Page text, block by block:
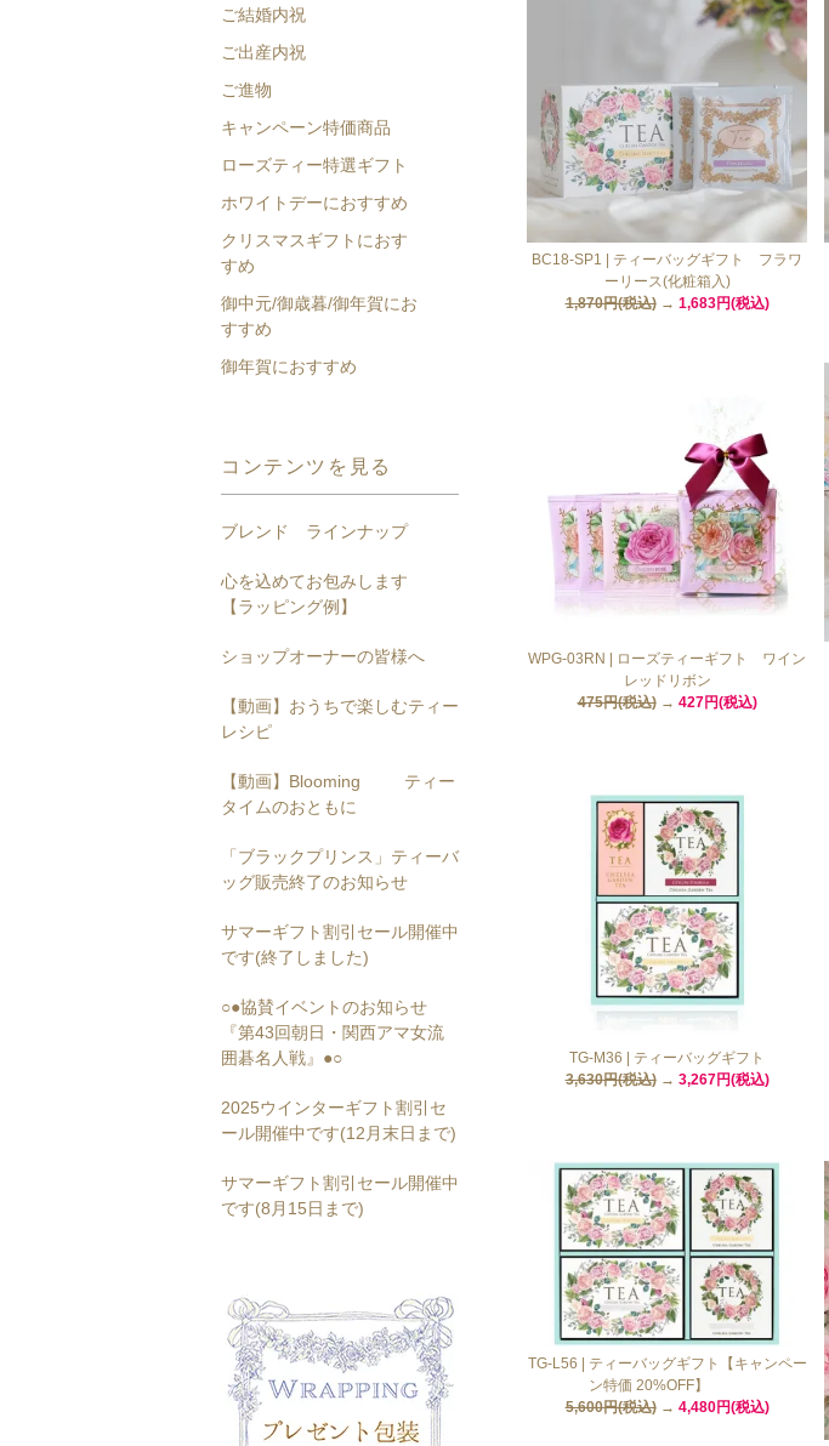
BC18-SP1 | ティーバッグギフト フラワ
ーリース(化粧箱入)
1,870円(税込)→ 1,683円(税込)
WPG-03RN | ローズティーギフト ワイン
レッドリボン
475円(税込)→ 427円(税込)
TG-M36 | ティーバッグギフト
3,630円(税込)→ 3,267円(税込)
TG-L56 | ティーバッグギフト【キャンペー
ン特価 20%OFF】
5,600円(税込)→ 4,480円(税込)
ご結婚内祝
ご出産内祝
ご進物
キャンペーン特価商品
ローズティー特選ギフト
ホワイトデーにおすすめ
クリスマスギフトにおす
すめ
御中元/御歳暮/御年賀にお
すすめ
御年賀におすすめ
コンテンツを見る
ブレンド ラインナップ
心を込めてお包みします
【ラッピング例】
ショップオーナーの皆様へ
【動画】おうちで楽しむティー
レシピ
【動画】Blooming ティー
タイムのおともに
「ブラックプリンス」ティーバ
ッグ販売終了のお知らせ
サマーギフト割引セール開催中
です(終了しました)
○●協賛イベントのお知らせ
『第43回朝日・関西アマ女流
囲碁名人戦』●○
2025ウインターギフト割引セ
ール開催中です(12月末日まで)
サマーギフト割引セール開催中
です(8月15日まで)